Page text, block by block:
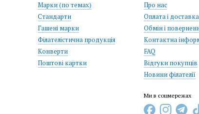
Марки (по темах)
Стандарти
Гашені марки
Філателістична продукція
Конверти
Поштові картки
Про нас
Оплата і доставка
Обмін і
Контактна
FAQ
Відгуки покупців
Новини філателії
Ми в соцмережах